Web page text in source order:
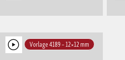
Vorlage 4189 – 12×12 mm